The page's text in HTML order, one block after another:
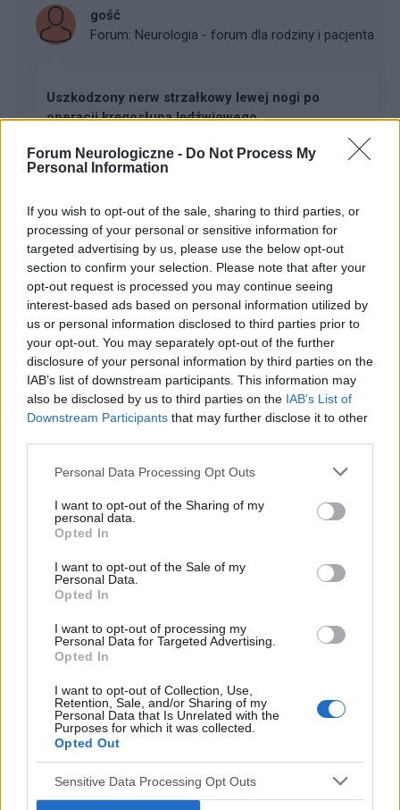
Forum Neurologiczne - Do Not Process My
Personal Information
If you wish to opt-out of the sale, sharing to third parties, or
processing of your personal or sensitive information for
targeted advertising by us, please use the below opt-out
section to confirm your selection. Please note that after your
opt-out request is processed you may continue seeing
interest-based ads based on personal information utilized by
us or personal information disclosed to third parties prior to
your opt-out. You may separately opt-out of the further
disclosure of your personal information by third parties on the
IAB’s list of downstream participants. This information may
also be disclosed by us to third parties on the IAB’s List of
Downstream Participants that may further disclose it to other
Personal Data Processing Opt Outs
I want to opt-out of the Sharing of my
personal data.
Opted In
I want to opt-out of the Sale of my
Personal Data.
Opted In
I want to opt-out of processing my
Personal Data for Targeted Advertising.
Opted In
I want to opt-out of Collection, Use,
Retention, Sale, and/or Sharing of my
Personal Data that Is Unrelated with the
Purposes for which it was collected.
Opted Out
Sensitive Data Processing Opt Outs
gość
Forum: Neurologia - forum dla rodziny i pacjenta
Uszkodzony nerw strzałkowy lewej nogi po
operacji kręgosłupa lędźwiowego
Dzień dobry wszystkim, potrzebuję pilnej podpowiedzi,
diagnozy,..bo może ktoś niestety ma bądź miał i
gość
Forum:Neurologia - forum dla rodziny i pacjenta
Guz przypadkiem mózgowej
Witam.Zmagam się z guzem przysadki mózgowej.
Problem ze wzrokiem ,bol głowy..Operację miałam w
2001r.Jednak po 0,5 roku zrobiłam kontrolny rezonans
,okazało się, że guz umiejscowiony na skrzyżowaniu...
Forum:Padaczka
Odstawienie leków
Witam mąż 6tygodni temu uciekł z domu bez słowa .
Wszystkie tabletki są u mnie w domu. Siedzi od tego
czasu u matki i z tego co słyszałam od znajomych
gość